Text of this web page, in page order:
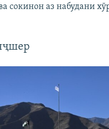
сокинон аз набудани